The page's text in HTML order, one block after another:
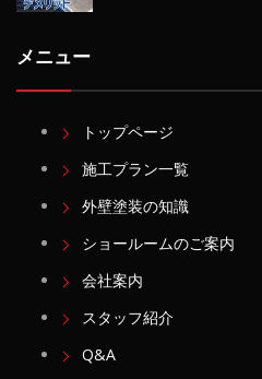
メニュー
トップページ
施工プラン一覧
外壁塗装の知識
ショールームのご案内
会社案内
スタッフ紹介
Q&A